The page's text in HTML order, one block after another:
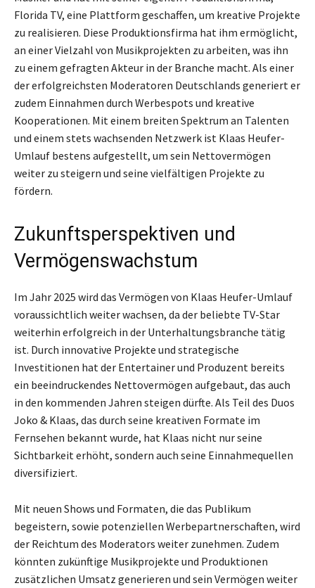
Florida TV, eine Plattform geschaffen, um kreative Projekte
zu realisieren. Diese Produktionsfirma hat ihm ermöglicht,
an einer Vielzahl von Musikprojekten zu arbeiten, was ihn
zu einem gefragten Akteur in der Branche macht. Als einer
der erfolgreichsten Moderatoren Deutschlands generiert er
zudem Einnahmen durch Werbespots und kreative
Kooperationen. Mit einem breiten Spektrum an Talenten
und einem stets wachsenden Netzwerk ist Klaas Heufer-
Umlauf bestens aufgestellt, um sein Nettovermögen
weiter zu steigern und seine vielfältigen Projekte zu
fördern.
Zukunftsperspektiven und
Vermögenswachstum
Im Jahr 2025 wird das Vermögen von Klaas Heufer-Umlauf
voraussichtlich weiter wachsen, da der beliebte TV-Star
weiterhin erfolgreich in der Unterhaltungsbranche tätig
ist. Durch innovative Projekte und strategische
Investitionen hat der Entertainer und Produzent bereits
ein beeindruckendes Nettovermögen aufgebaut, das auch
in den kommenden Jahren steigen dürfte. Als Teil des Duos
Joko & Klaas, das durch seine kreativen Formate im
Fernsehen bekannt wurde, hat Klaas nicht nur seine
Sichtbarkeit erhöht, sondern auch seine Einnahmequellen
diversifiziert.
Mit neuen Shows und Formaten, die das Publikum
begeistern, sowie potenziellen Werbepartnerschaften, wird
der Reichtum des Moderators weiter zunehmen. Zudem
könnten zukünftige Musikprojekte und Produktionen
zusätzlichen Umsatz generieren und sein Vermögen weiter